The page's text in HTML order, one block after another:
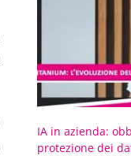
IA in azienda:
protezione dei